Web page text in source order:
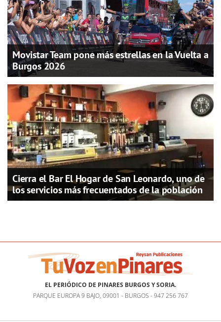
Movistar Team pone más estrellas en la Vuelta a
Burgos 2026
Cierra el Bar El Hogar de San Leonardo, uno de
los servicios más frecuentados de la población
EL PERIÓDICO DE PINARES BURGOS Y SORIA.
PARQUE EUROPA 9 BAJO, 09001 - BURGOS - 947 256 767